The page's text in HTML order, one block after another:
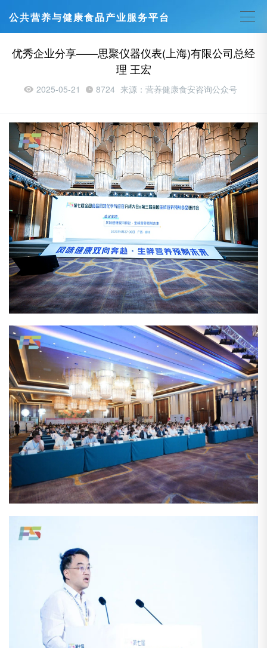
公共营养与健康食品产业服务平台
优秀企业分享——思聚仪器仪表(上海)有限公司总经
理 王宏
2025-05-21 8724 来源：营养健康食安咨询公众号